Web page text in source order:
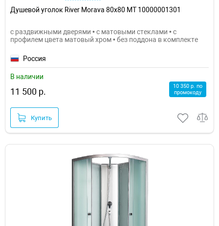
Душевой уголок River Morava 80x80 МТ 10000001301
с раздвижными дверями • с матовыми стеклами • с
профилем цвета матовый хром • без поддона в комплекте
Россия
В наличии
11 500 р.
10 350 р. по
промокоду
Купить